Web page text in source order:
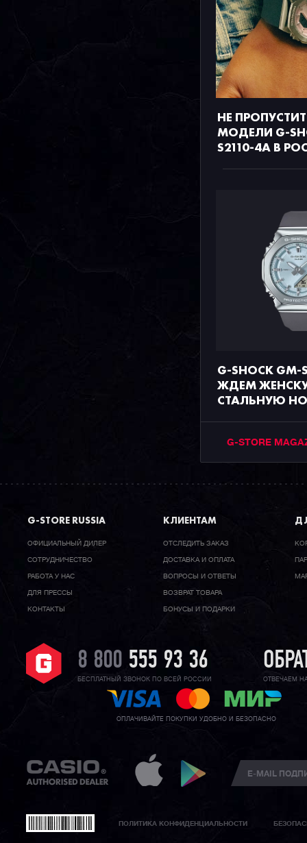
НЕ
МОДЕЛИ G-
S2110-4A В
G-SHOCK GM-
ЖДЕМ
СТАЛЬНУЮ
G-STORE
G-STORE RUSSIA
ОФИЦИАЛЬНЫЙ ДИЛЕР
CОТРУДНИЧЕСТВО
РАБОТА У НАС
ДЛЯ ПРЕССЫ
КОНТАКТЫ
КЛИЕНТАМ
ОТСЛЕДИТЬ ЗАКАЗ
ДОСТАВКА И ОПЛАТА
ВОПРОСЫ И ОТВЕТЫ
ВОЗВРАТ ТОВАРА
БОНУСЫ И ПОДАРКИ
8 800 555 93 36
БЕСПЛАТНЫЙ ЗВОНОК ПО ВСЕЙ РОССИИ ОТВЕЧАЕМ
ОПЛАЧИВАЙТЕ ПОКУПКИ УДОБНО И БЕЗОПАСНО
ПОЛИТИКА КОНФИДЕНЦИАЛЬНОСТИ